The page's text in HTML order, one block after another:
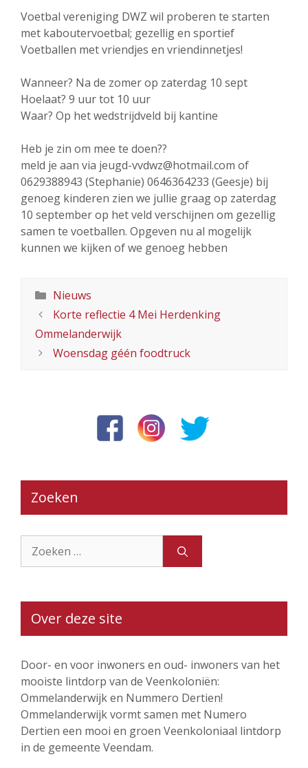
Voetbal vereniging DWZ wil proberen te starten
met kaboutervoetbal; gezellig en sportief
Voetballen met vriendjes en vriendinnetjes!
Wanneer? Na de zomer op zaterdag 10 sept
Hoelaat? 9 uur tot 10 uur
Waar? Op het wedstrijdveld bij kantine
Heb je zin om mee te doen??
meld je aan via jeugd-vvdwz@hotmail.com of
0629388943 (Stephanie) 0646364233 (Geesje) bij
genoeg kinderen zien we jullie graag op zaterdag
10 september op het veld verschijnen om gezellig
samen te voetballen. Opgeven nu al mogelijk
kunnen we kijken of we genoeg hebben
Categorieën
Nieuws
Korte reflectie 4 Mei Herdenking
Ommelanderwijk
Woensdag géén foodtruck
Zoeken
naar:
Over deze site
Door- en voor inwoners en oud- inwoners van het
mooiste lintdorp van de Veenkoloniën:
Ommelanderwijk en Nummero Dertien!
Ommelanderwijk vormt samen met Numero
Dertien een mooi en groen Veenkoloniaal lintdorp
in de gemeente Veendam.